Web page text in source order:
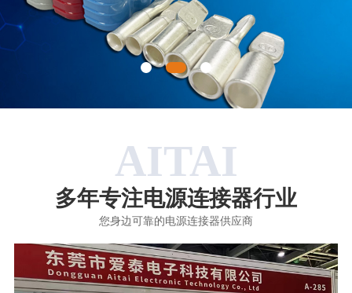
AITAI
多年专注电源连接器行业
您身边可靠的电源连接器供应商